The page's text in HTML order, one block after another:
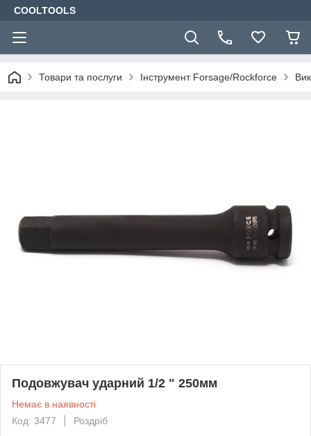
COOLTOOLS
Товари та послуги Інструмент Forsage/Rockforce
Подовжувач ударний 1/2 " 250мм
Немає в наявності
Код: 3477
Роздріб